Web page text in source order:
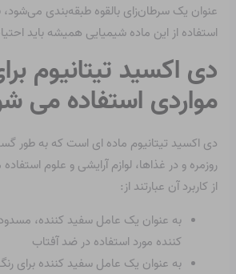
عنوان یک سرطان‌زای بالقوه طبقه‌بندی می‌شود،
استفاده از این ماده شیمیایی همیشه باید
دی اکسید تیتانیوم
مواردی استفاده می
دی اکسید تیتانیوم ماده ای است که به طور
روزمره و در غذاها، لوازم آرایشی و علوم
از کاربرد آن عبارتند از:
کننده مورد استفاده در ضد آفتاب
به عنوان یک عامل سفید کننده برای